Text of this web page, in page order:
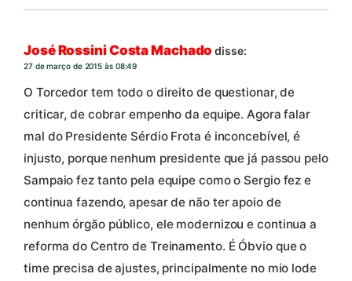
José Rossini Costa Machado disse:
27 de março de 2015 às 08:49
O Torcedor tem todo o direito de questionar, de
criticar, de cobrar empenho da equipe. Agora falar
mal do Presidente Sérdio Frota é inconcebível, é
injusto, porque nenhum presidente que já passou pelo
Sampaio fez tanto pela equipe como o Sergio fez e
continua fazendo, apesar de não ter apoio de
nenhum órgão público, ele modernizou e continua a
reforma do Centro de Treinamento. É Óbvio que o
time precisa de ajustes, principalmente no mio lode